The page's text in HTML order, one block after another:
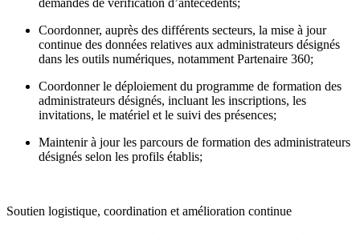
Coordonner, auprès des différents secteurs, la mise à jour
continue des données relatives aux administrateurs désignés
dans les outils numériques, notamment Partenaire 360;
Coordonner le déploiement du programme de formation des
administrateurs désignés, incluant les inscriptions, les
invitations, le matériel et le suivi des présences;
Maintenir à jour les parcours de formation des administrateurs
désignés selon les profils établis;
Soutien logistique, coordination et amélioration continue